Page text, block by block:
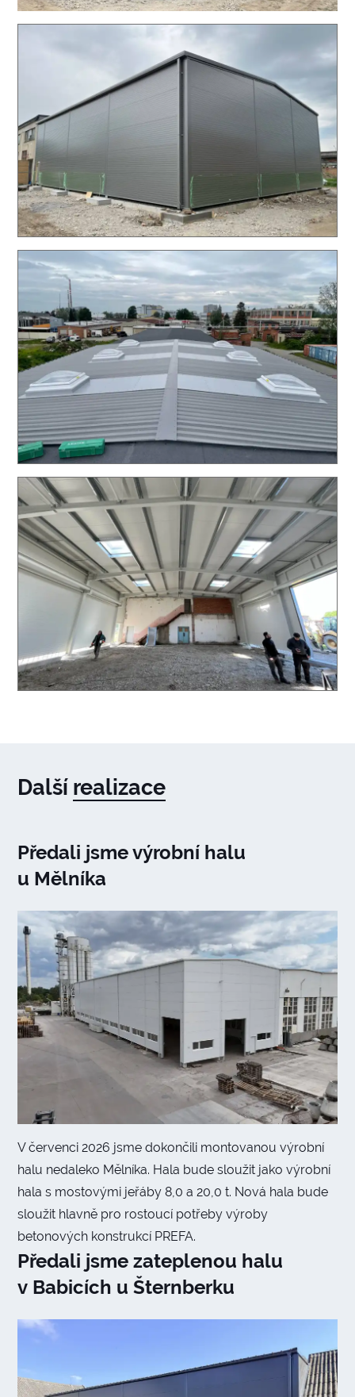
Další realizace
Předali jsme výrobní halu
u Mělníka
V červenci 2026 jsme dokončili montovanou výrobní
halu nedaleko Mělníka. Hala bude sloužit jako výrobní
hala s mostovými jeřáby 8,0 a 20,0 t. Nová hala bude
sloužit hlavně pro rostoucí potřeby výroby
betonových konstrukcí PREFA.
Předali jsme zateplenou halu
v Babicích u Šternberku